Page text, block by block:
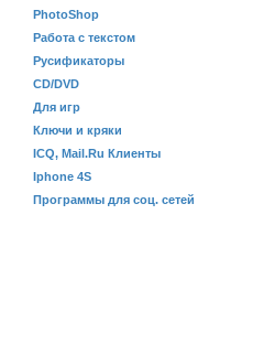
PhotoShop
Работа с текстом
Русификаторы
CD/DVD
Для игр
Ключи и кряки
ICQ, Mail.Ru Клиенты
Iphone 4S
Программы для соц. сетей